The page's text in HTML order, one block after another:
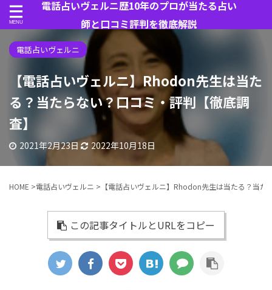
電話占いヴェルニ歴10年のプロが当たる占い
師と口コミ評判を徹底解説
電話占いヴェルニ
【電話占いヴェルニ】Rhodon先生は当た
る？当たらない？口コミ・評判【徹底調
査】
2021年2月23日 2022年10月18日
HOME >電話占いヴェルニ > 【電話占いヴェルニ】Rhodon先生は当たる？当
この記事タイトルとURLをコピー